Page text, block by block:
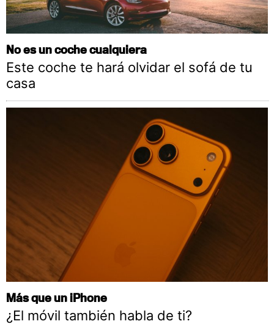
No es un coche cualquiera
Este coche te hará olvidar el sofá de tu
casa
Más que un iPhone
¿El móvil también habla de ti?